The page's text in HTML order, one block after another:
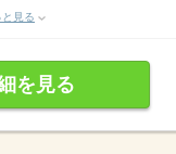
と見る
を見る